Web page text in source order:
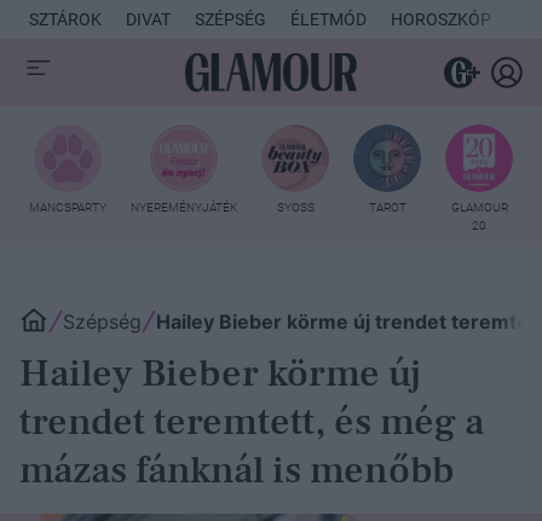
SZTÁROK DIVAT SZÉPSÉG ÉLETMÓD HOROSZKÓP
MANCSPARTY NYEREMÉNYJÁTÉK SYOSS TAROT
GLAMOUR
20
Szépség Hailey Bieber körme új trendet
Hailey Bieber körme új
trendet teremtett, és még a
mázas fánknál is menőbb